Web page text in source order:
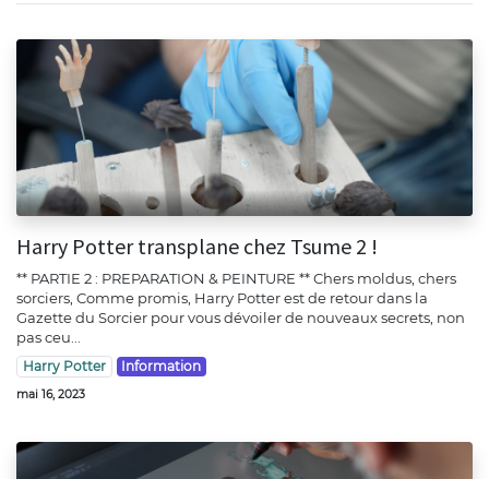
Harry Potter transplane chez Tsume 2 !
** PARTIE 2 : PREPARATION & PEINTURE ** Chers moldus, chers
sorciers, Comme promis, Harry Potter est de retour dans la
Gazette du Sorcier pour vous dévoiler de nouveaux secrets, non
pas ceu...
Harry Potter Information
mai 16, 2023